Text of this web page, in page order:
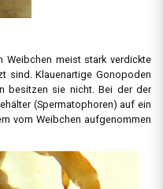
Weibchen meist stark verdickte
sind. Klauenartige Gonopoden
besitzen sie nicht. Bei der der
(Spermatophoren) auf ein
vom Weibchen aufgenommen